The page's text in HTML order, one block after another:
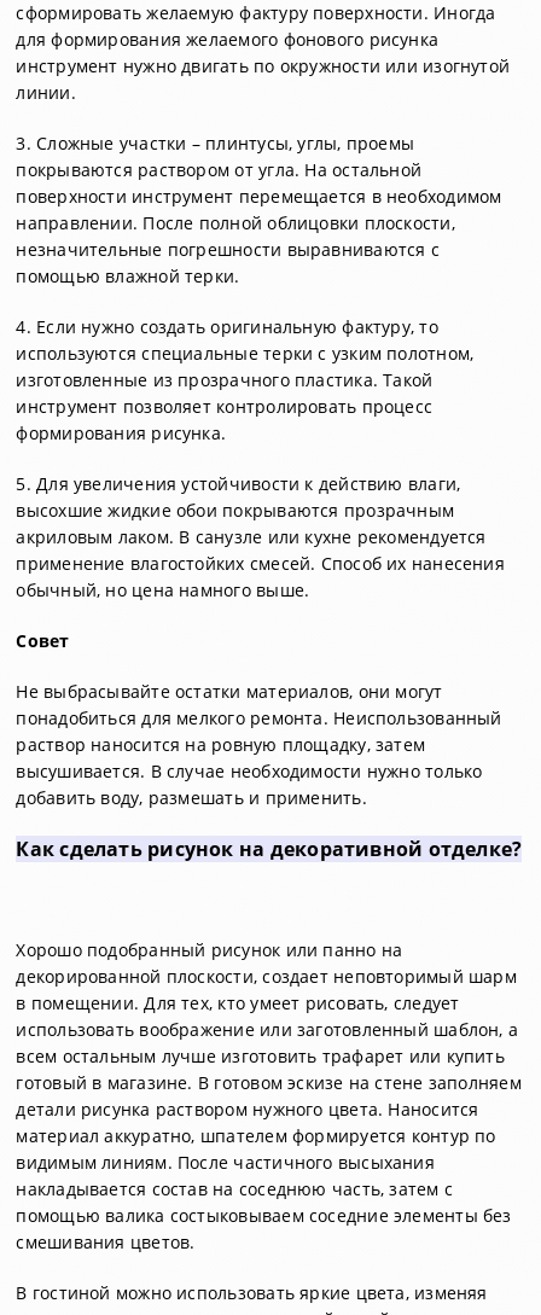
сформировать желаемую фактуру поверхности. Иногда
для формирования желаемого фонового рисунка
инструмент нужно двигать по окружности или изогнутой
линии.
3. Сложные участки – плинтусы, углы, проемы
покрываются раствором от угла. На остальной
поверхности инструмент перемещается в необходимом
направлении. После полной облицовки плоскости,
незначительные погрешности выравниваются с
помощью влажной терки.
4. Если нужно создать оригинальную фактуру, то
используются специальные терки с узким полотном,
изготовленные из прозрачного пластика. Такой
инструмент позволяет контролировать процесс
формирования рисунка.
5. Для увеличения устойчивости к действию влаги,
высохшие жидкие обои покрываются прозрачным
акриловым лаком. В санузле или кухне рекомендуется
применение влагостойких смесей. Способ их нанесения
обычный, но цена намного выше.
Совет
Не выбрасывайте остатки материалов, они могут
понадобиться для мелкого ремонта. Неиспользованный
раствор наносится на ровную площадку, затем
высушивается. В случае необходимости нужно только
добавить воду, размешать и применить.
Как сделать рисунок на декоративной отделке?
Хорошо подобранный рисунок или панно на
декорированной плоскости, создает неповторимый шарм
в помещении. Для тех, кто умеет рисовать, следует
использовать воображение или заготовленный шаблон, а
всем остальным лучше изготовить трафарет или купить
готовый в магазине. В готовом эскизе на стене заполняем
детали рисунка раствором нужного цвета. Наносится
материал аккуратно, шпателем формируется контур по
видимым линиям. После частичного высыхания
накладывается состав на соседнюю часть, затем с
помощью валика состыковываем соседние элементы без
смешивания цветов.
В гостиной можно использовать яркие цвета, изменяя